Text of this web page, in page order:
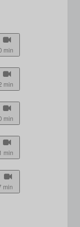
min
min
min
min
min